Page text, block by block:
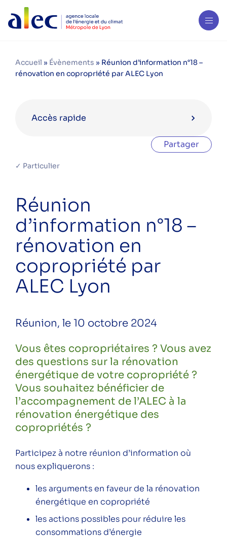
Accueil » Évènements » Réunion d’information n°18 –
rénovation en copropriété par ALEC Lyon
Accès rapide
à Oullins-Pierre-Bénite
The Greener Festival 2024 – 9e
édition
Réunion d’information n°18 –
rénovation en copropriété par ALEC
Lyon
Lyon
Catégories
Conférence
Public
Particuliers
Professionnels
Suivez-nous sur les réseaux pour ne rien
râter !
Partager
✓ Particulier
Réunion
d’information n°18 –
rénovation en
copropriété par
ALEC Lyon
Réunion, le 10 octobre 2024
Vous êtes copropriétaires ? Vous avez
des questions sur la rénovation
énergétique de votre copropriété ?
Vous souhaitez bénéficier de
l’accompagnement de l’ALEC à la
rénovation énergétique des
copropriétés ?
Participez à notre réunion d’information où
nous expliquerons :
les arguments en faveur de la rénovation
énergétique en copropriété
les actions possibles pour réduire les
consommations d’énergie